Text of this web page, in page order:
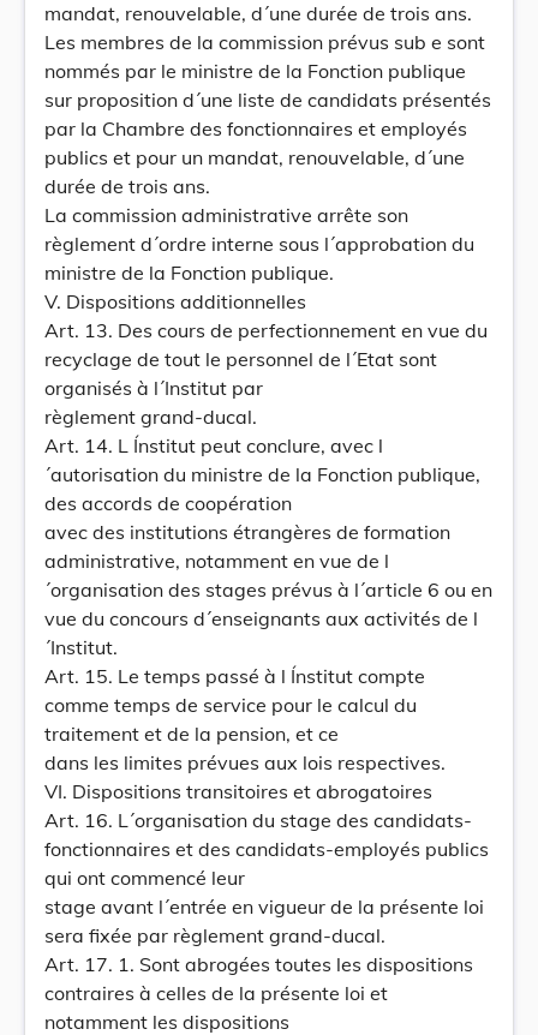
mandat, renouvelable, d´une durée de trois ans.
Les membres de la commission prévus sub e sont
nommés par le ministre de la Fonction publique
sur proposition d´une liste de candidats présentés
par la Chambre des fonctionnaires et employés
publics et pour un mandat, renouvelable, d´une
durée de trois ans.
La commission administrative arrête son
règlement d´ordre interne sous l´approbation du
ministre de la Fonction publique.
V. Dispositions additionnelles
Art. 13. Des cours de perfectionnement en vue du
recyclage de tout le personnel de l´Etat sont
organisés à l´Institut par
règlement grand-ducal.
Art. 14. L Ínstitut peut conclure, avec l
´autorisation du ministre de la Fonction publique,
des accords de coopération
avec des institutions étrangères de formation
administrative, notamment en vue de l
´organisation des stages prévus à l´article 6 ou en
vue du concours d´enseignants aux activités de l
´Institut.
Art. 15. Le temps passé à l Ínstitut compte
comme temps de service pour le calcul du
traitement et de la pension, et ce
dans les limites prévues aux lois respectives.
VI. Dispositions transitoires et abrogatoires
Art. 16. L´organisation du stage des candidats-
fonctionnaires et des candidats-employés publics
qui ont commencé leur
stage avant l´entrée en vigueur de la présente loi
sera fixée par règlement grand-ducal.
Art. 17. 1. Sont abrogées toutes les dispositions
contraires à celles de la présente loi et
notamment les dispositions